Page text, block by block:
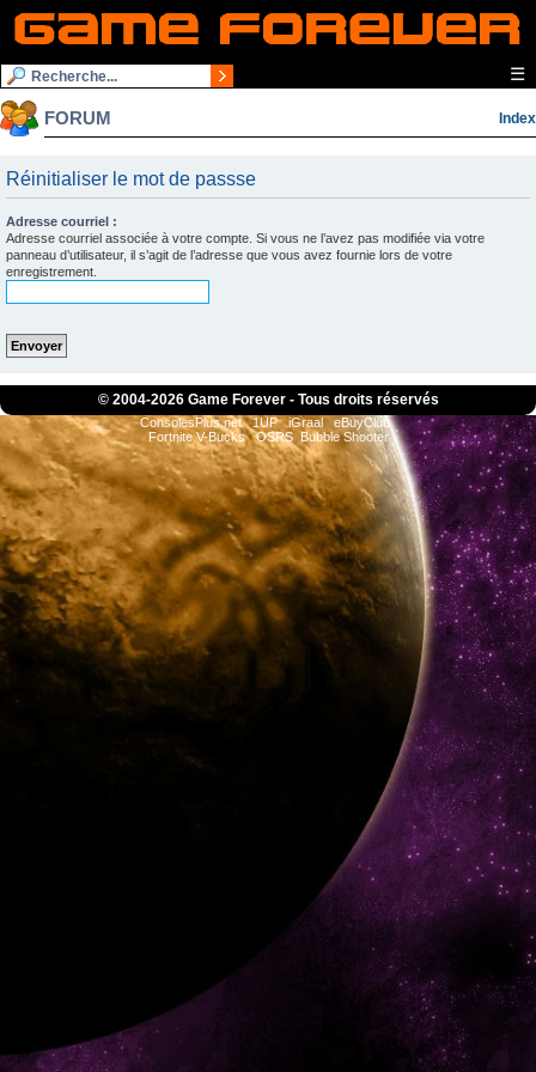
☰
FORUM Index
Réinitialiser le mot de passse
Adresse courriel :
Adresse courriel associée à votre compte. Si vous ne l’avez pas modifiée via votre
panneau d’utilisateur, il s’agit de l’adresse que vous avez fournie lors de votre
enregistrement.
© 2004-2026 Game Forever - Tous droits réservés
ConsolesPlus.net 1UP iGraal
eBuyClub
Fortnite V-Bucks
OSRS Bubble Shooter